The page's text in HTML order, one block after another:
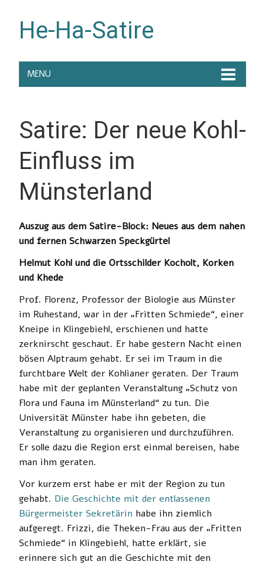
He-Ha-Satire
MENU
Satire: Der neue Kohl-
Einfluss im
Münsterland
Auszug aus dem Satire-Block: Neues aus dem nahen
und fernen Schwarzen Speckgürtel
Helmut Kohl und die Ortsschilder Kocholt, Korken
und Khede
Prof. Florenz, Professor der Biologie aus Münster
im Ruhestand, war in der „Fritten Schmiede“, einer
Kneipe in Klingebiehl, erschienen und hatte
zerknirscht geschaut. Er habe gestern Nacht einen
bösen Alptraum gehabt. Er sei im Traum in die
furchtbare Welt der Kohlianer geraten. Der Traum
habe mit der geplanten Veranstaltung „Schutz von
Flora und Fauna im Münsterland“ zu tun. Die
Universität Münster habe ihn gebeten, die
Veranstaltung zu organisieren und durchzuführen.
Er solle dazu die Region erst einmal bereisen, habe
man ihm geraten.
Vor kurzem erst habe er mit der Region zu tun
gehabt. Die Geschichte mit der entlassenen
Bürgermeister Sekretärin habe ihn ziemlich
aufgeregt. Frizzi, die Theken-Frau aus der „Fritten
Schmiede“ in Klingebiehl, hatte erklärt, sie
erinnere sich gut an die Geschichte mit den